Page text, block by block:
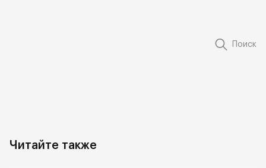
Поиск
Читайте также